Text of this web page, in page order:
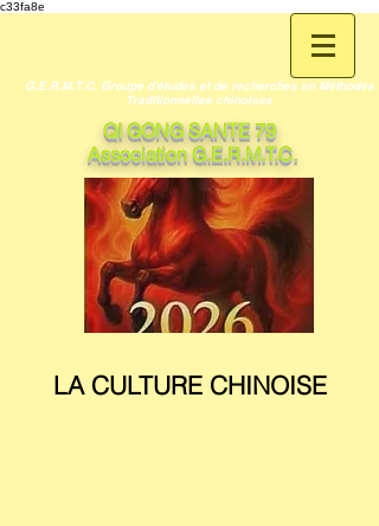
c33fa8e
G.E.R.M.T.C. Groupe d'études et de recherches en Méthodes
Traditionnelles chinoises
QI GONG SANTE 79
Association G.E.R.M.T.C.
LA CULTURE CHINOISE